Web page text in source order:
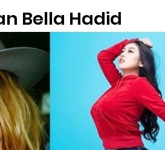
Tanpa Potongan
dan Jam Operasionalnya
Mengalami Gangguan
2026: Panduan Lengkap DNS Server
Bella Hadid